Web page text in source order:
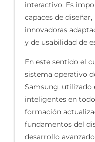
interactivo. Es
capaces de
innovadoras
y de usabilidad de
En este sentido el
sistema operativo
Samsung, utilizado
inteligentes en
formación
fundamentos del
desarrollo